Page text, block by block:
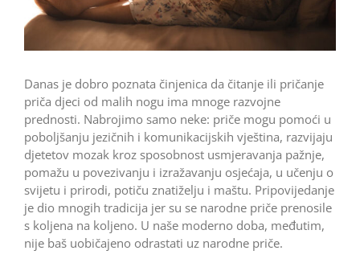
Danas je dobro poznata činjenica da čitanje ili pričanje
priča djeci od malih nogu ima mnoge razvojne
prednosti. Nabrojimo samo neke: priče mogu pomoći u
poboljšanju jezičnih i komunikacijskih vještina, razvijaju
djetetov mozak kroz sposobnost usmjeravanja pažnje,
pomažu u povezivanju i izražavanju osjećaja, u učenju o
svijetu i prirodi, potiču znatiželju i maštu. Pripovijedanje
je dio mnogih tradicija jer su se narodne priče prenosile
s koljena na koljeno. U naše moderno doba, međutim,
nije baš uobičajeno odrastati uz narodne priče.